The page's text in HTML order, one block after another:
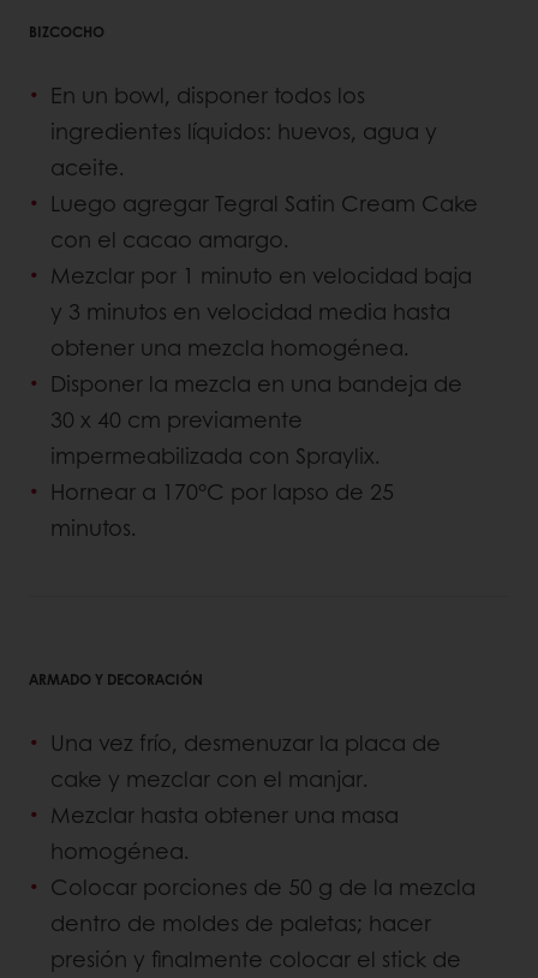
BIZCOCHO
En un bowl, disponer todos los
ingredientes líquidos: huevos, agua y
aceite.
Luego agregar Tegral Satin Cream Cake
con el cacao amargo.
Mezclar por 1 minuto en velocidad baja
y 3 minutos en velocidad media hasta
obtener una mezcla homogénea.
Disponer la mezcla en una bandeja de
30 x 40 cm previamente
impermeabilizada con Spraylix.
Hornear a 170°C por lapso de 25
minutos.
ARMADO Y DECORACIÓN
Una vez frío, desmenuzar la placa de
cake y mezclar con el manjar.
Mezclar hasta obtener una masa
homogénea.
Colocar porciones de 50 g de la mezcla
dentro de moldes de paletas; hacer
presión y finalmente colocar el stick de